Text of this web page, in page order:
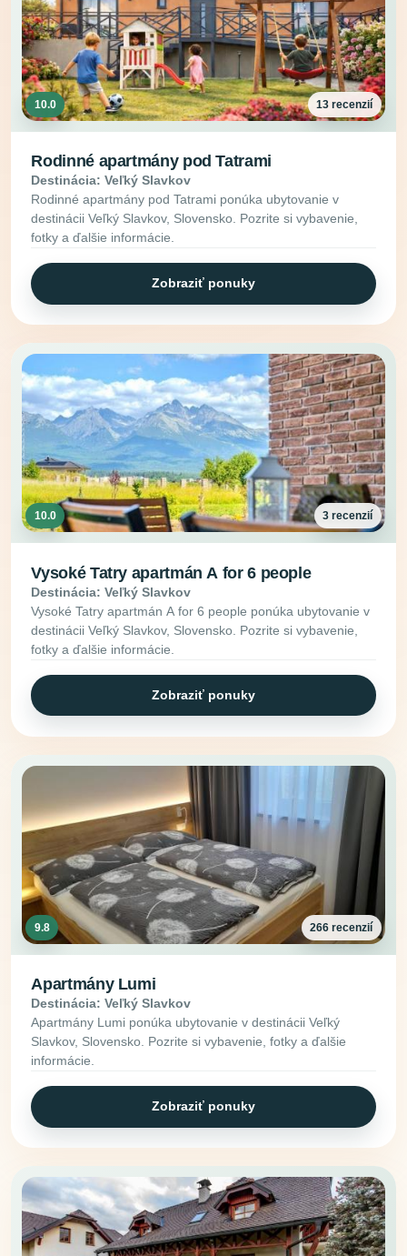
10.0 13 recenzií
Rodinné apartmány pod Tatrami
Destinácia: Veľký Slavkov
Rodinné apartmány pod Tatrami ponúka ubytovanie v
destinácii Veľký Slavkov, Slovensko. Pozrite si vybavenie,
fotky a ďalšie informácie.
Zobraziť ponuky
10.0 3 recenzií
Vysoké Tatry apartmán A for 6 people
Destinácia: Veľký Slavkov
Vysoké Tatry apartmán A for 6 people ponúka ubytovanie v
destinácii Veľký Slavkov, Slovensko. Pozrite si vybavenie,
fotky a ďalšie informácie.
Zobraziť ponuky
9.8 266 recenzií
Apartmány Lumi
Destinácia: Veľký Slavkov
Apartmány Lumi ponúka ubytovanie v destinácii Veľký
Slavkov, Slovensko. Pozrite si vybavenie, fotky a ďalšie
informácie.
Zobraziť ponuky